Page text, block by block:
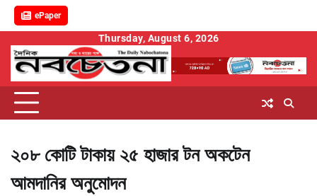
ePaper
content
Thursday, August 6, 2026
২০৮ কোটি টাকায় ২৫ হাজার টন অকটেন
আমদানির অনুমোদন